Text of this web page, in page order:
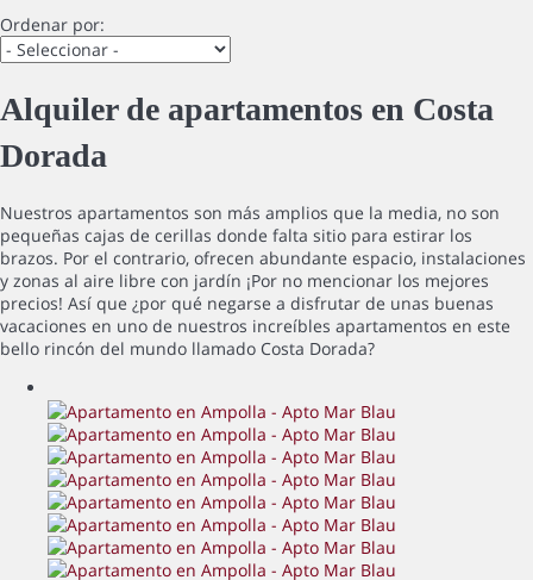
Ordenar por:
Alquiler de apartamentos en Costa
Dorada
Nuestros apartamentos son más amplios que la media, no son
pequeñas cajas de cerillas donde falta sitio para estirar los
brazos. Por el contrario, ofrecen abundante espacio, instalaciones
y zonas al aire libre con jardín ¡Por no mencionar los mejores
precios! Así que ¿por qué negarse a disfrutar de unas buenas
vacaciones en uno de nuestros increíbles apartamentos en este
bello rincón del mundo llamado Costa Dorada?